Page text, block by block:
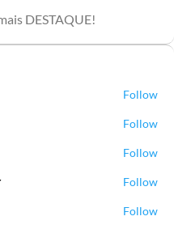
DESTAQUE!
Follow
Follow
Follow
Follow
Follow